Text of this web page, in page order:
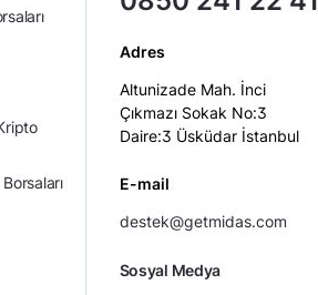
Adres
Altunizade Mah. İnci
Çıkmazı Sokak No:3
Daire:3 Üsküdar İstanbul
E-mail
destek@getmidas.com
Sosyal Medya